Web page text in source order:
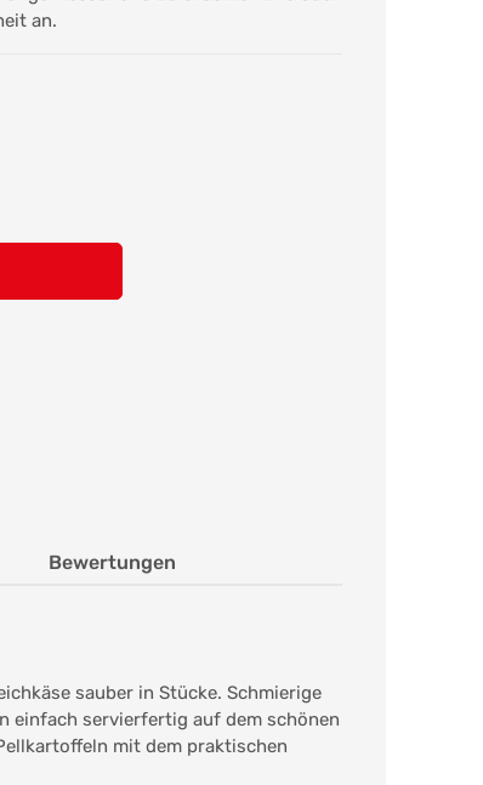
an.
gewünschten Wert ein oder
Bewertungen
sauber in Stücke. Schmierige
einfach servierfertig auf dem schönen
mit dem praktischen